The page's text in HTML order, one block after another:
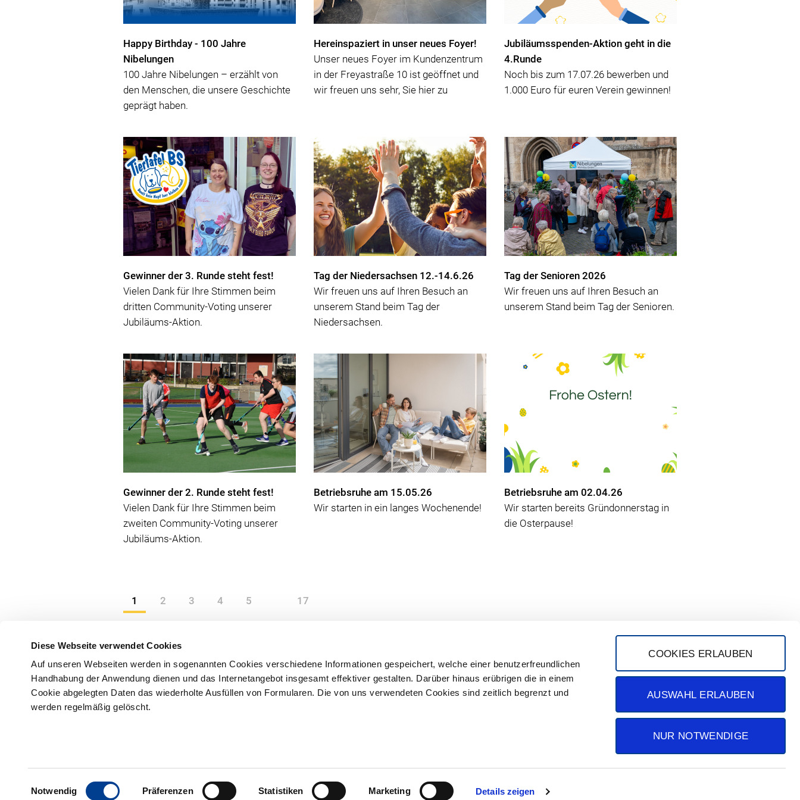
Diese Webseite verwendet Cookies
Auf unseren Webseiten werden in sogenannten Cookies verschiedene Informationen gespeichert, welche einer benutzerfreundlichen
Handhabung der Anwendung dienen und das Internetangebot insgesamt effektiver gestalten. Darüber hinaus erübrigen die in einem
Cookie abgelegten Daten das wiederholte Ausfüllen von Formularen. Die von uns verwendeten Cookies sind zeitlich begrenzt und
werden regelmäßig gelöscht.
Einwilligungsauswahl
Notwendig Präferenzen Statistiken Marketing Details zeigen
COOKIES ERLAUBEN
AUSWAHL ERLAUBEN
NUR NOTWENDIGE
Happy Birthday - 100 Jahre
Nibelungen
100 Jahre Nibelungen – erzählt von
den Menschen, die unsere Geschichte
geprägt haben.
Hereinspaziert in unser neues Foyer!
Unser neues Foyer im Kundenzentrum
in der Freyastraße 10 ist geöffnet und
wir freuen uns sehr, Sie hier zu
Jubiläumsspenden-Aktion geht in die
4.Runde
Noch bis zum 17.07.26 bewerben und
1.000 Euro für euren Verein gewinnen!
Gewinner der 3. Runde steht fest!
Vielen Dank für Ihre Stimmen beim
dritten Community-Voting unserer
Jubiläums-Aktion.
Tag der Niedersachsen 12.-14.6.26
Wir freuen uns auf Ihren Besuch an
unserem Stand beim Tag der
Niedersachsen.
Tag der Senioren 2026
Wir freuen uns auf Ihren Besuch an
unserem Stand beim Tag der Senioren.
Gewinner der 2. Runde steht fest!
Vielen Dank für Ihre Stimmen beim
zweiten Community-Voting unserer
Jubiläums-Aktion.
Betriebsruhe am 15.05.26
Wir starten in ein langes Wochenende!
Betriebsruhe am 02.04.26
Wir starten bereits Gründonnerstag in
die Osterpause!
1 2 3 4 5 17